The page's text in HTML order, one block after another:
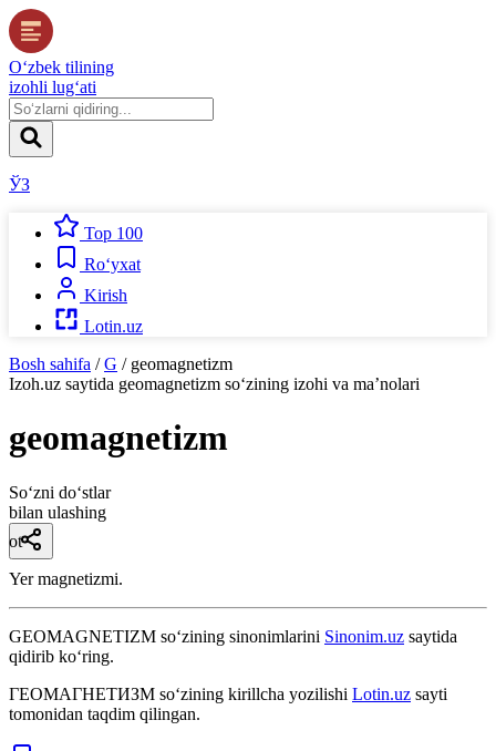
O‘zbek tilining
izohli lug‘ati
ЎЗ
Top 100
Ro‘yxat
Kirish
Lotin.uz
Bosh sahifa / G / geomagnetizm
Izoh.uz saytida geomagnetizm so‘zining izohi va ma’nolari
geomagnetizm
So‘zni do‘stlar
bilan ulashing
ot
Yer magnetizmi.
GEOMAGNETIZM so‘zining sinonimlarini Sinonim.uz saytida
qidirib ko‘ring.
ГЕОМАГНЕТИЗМ so‘zining kirillcha yozilishi Lotin.uz sayti
tomonidan taqdim qilingan.